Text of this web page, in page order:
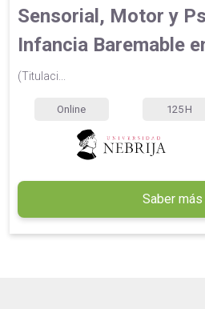
Sensorial, Motor y
Infancia Baremable
(Titulaci...
Online 125 H
Saber más